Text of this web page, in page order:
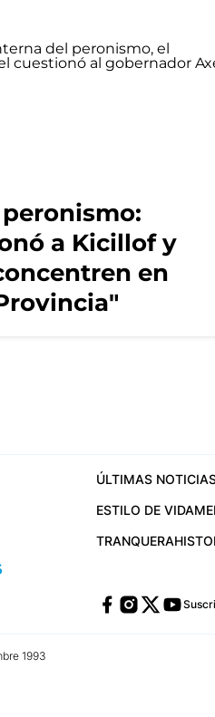
a Kicillof y
en
ÚLTIMAS
ESTILO DE VIDA
TRANQUERA
1993